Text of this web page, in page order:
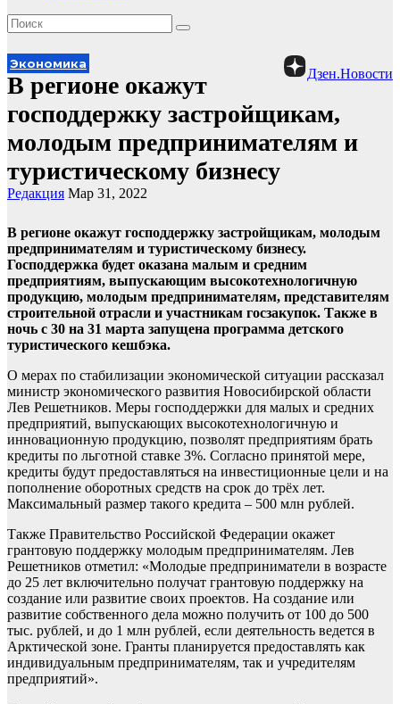
Дзен.Новости
Экономика
В регионе окажут
господдержку застройщикам,
молодым предпринимателям и
туристическому бизнесу
Редакция Мар 31, 2022
В регионе окажут господдержку застройщикам, молодым
предпринимателям и туристическому бизнесу.
Господдержка будет оказана малым и средним
предприятиям, выпускающим высокотехнологичную
продукцию, молодым предпринимателям, представителям
строительной отрасли и участникам госзакупок. Также в
ночь с 30 на 31 марта запущена программа детского
туристического кешбэка.
О мерах по стабилизации экономической ситуации рассказал
министр экономического развития Новосибирской области
Лев Решетников. Меры господдержки для малых и средних
предприятий, выпускающих высокотехнологичную и
инновационную продукцию, позволят предприятиям брать
кредиты по льготной ставке 3%. Согласно принятой мере,
кредиты будут предоставляться на инвестиционные цели и на
пополнение оборотных средств на срок до трёх лет.
Максимальный размер такого кредита – 500 млн рублей.
Также Правительство Российской Федерации окажет
грантовую поддержку молодым предпринимателям. Лев
Решетников отметил: «Молодые предприниматели в возрасте
до 25 лет включительно получат грантовую поддержку на
создание или развитие своих проектов. На создание или
развитие собственного дела можно получить от 100 до 500
тыс. рублей, и до 1 млн рублей, если деятельность ведется в
Арктической зоне. Гранты планируется предоставлять как
индивидуальным предпринимателям, так и учредителям
предприятий».